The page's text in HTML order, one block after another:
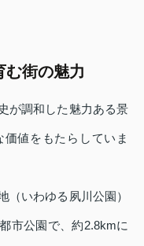
む街の魅力
が調和した魅力ある景
値をもたらしていま
（いわゆる夙川公園）
市公園で、約2.8kmに